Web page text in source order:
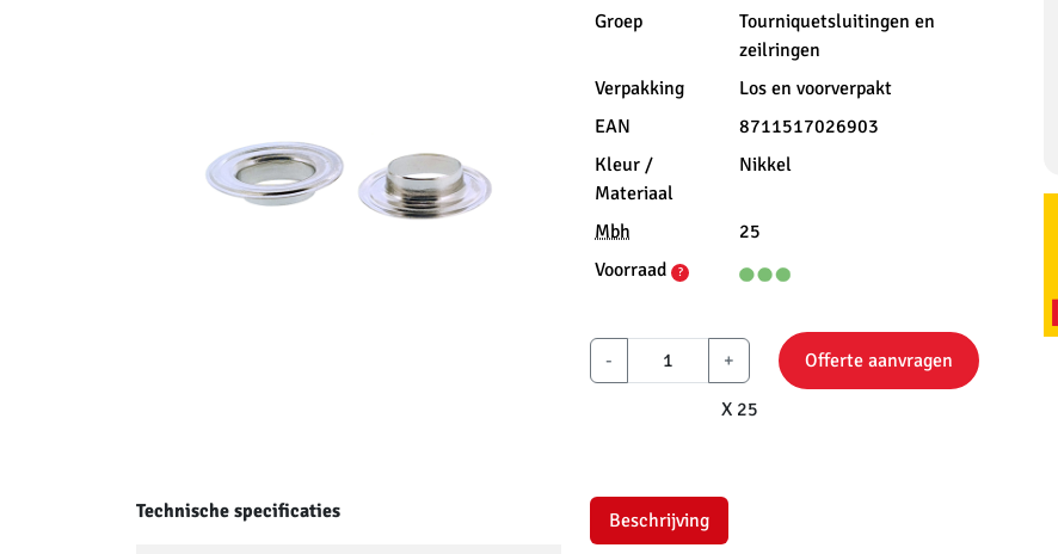
Groep
Tourniquetsluitingen en
zeilringen
Verpakking
Los en voorverpakt
EAN
8711517026903
Kleur /
Materiaal
Nikkel
Mbh
25
Voorraad
?
- +
X 25
Offerte aanvragen
Technische specificaties Beschrijving